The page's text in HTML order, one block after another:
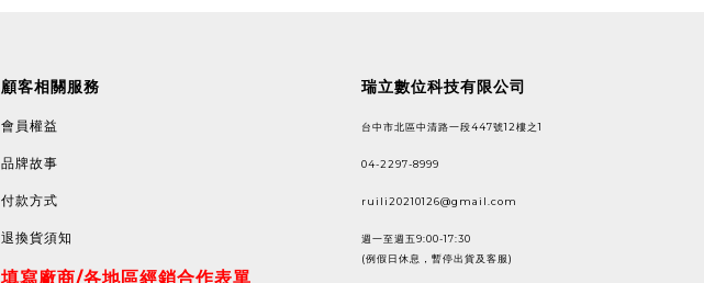
顧客相關服務
會員權益
品牌故事
付款方式
退換貨須知
填寫廠商/各地區經銷合作表單
瑞立數位科技有限公司
台中市北區中清路一段447號12樓之1
04-2297-8999
ruili20210126@gmail.com
週一至週五9:00-17:30
(例假日休息，暫停出貨及客服)